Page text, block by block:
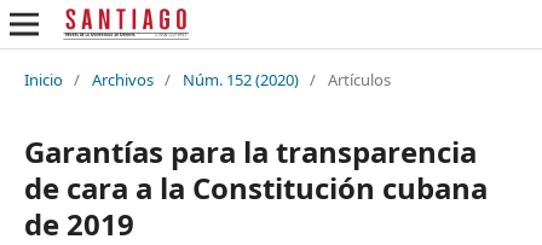
Inicio / Archivos / Núm. 152 (2020) / Artículos
Garantías para la transparencia
de cara a la Constitución cubana
de 2019